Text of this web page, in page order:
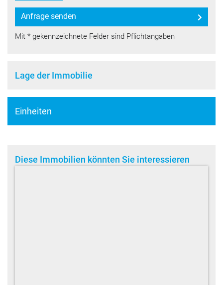
Anfrage senden
Mit * gekennzeichnete Felder sind Pflichtangaben
Lage der Immobilie
Einheiten
Diese Immobilien könnten Sie interessieren